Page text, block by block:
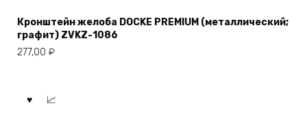
Кронштейн желоба DOCKE PREMIUM (металлический;
графит) ZVKZ-1086
277,00 ₽